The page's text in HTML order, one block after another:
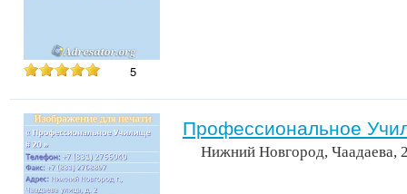
5
Профессиональное
Нижний Новгород, Чаадаева,